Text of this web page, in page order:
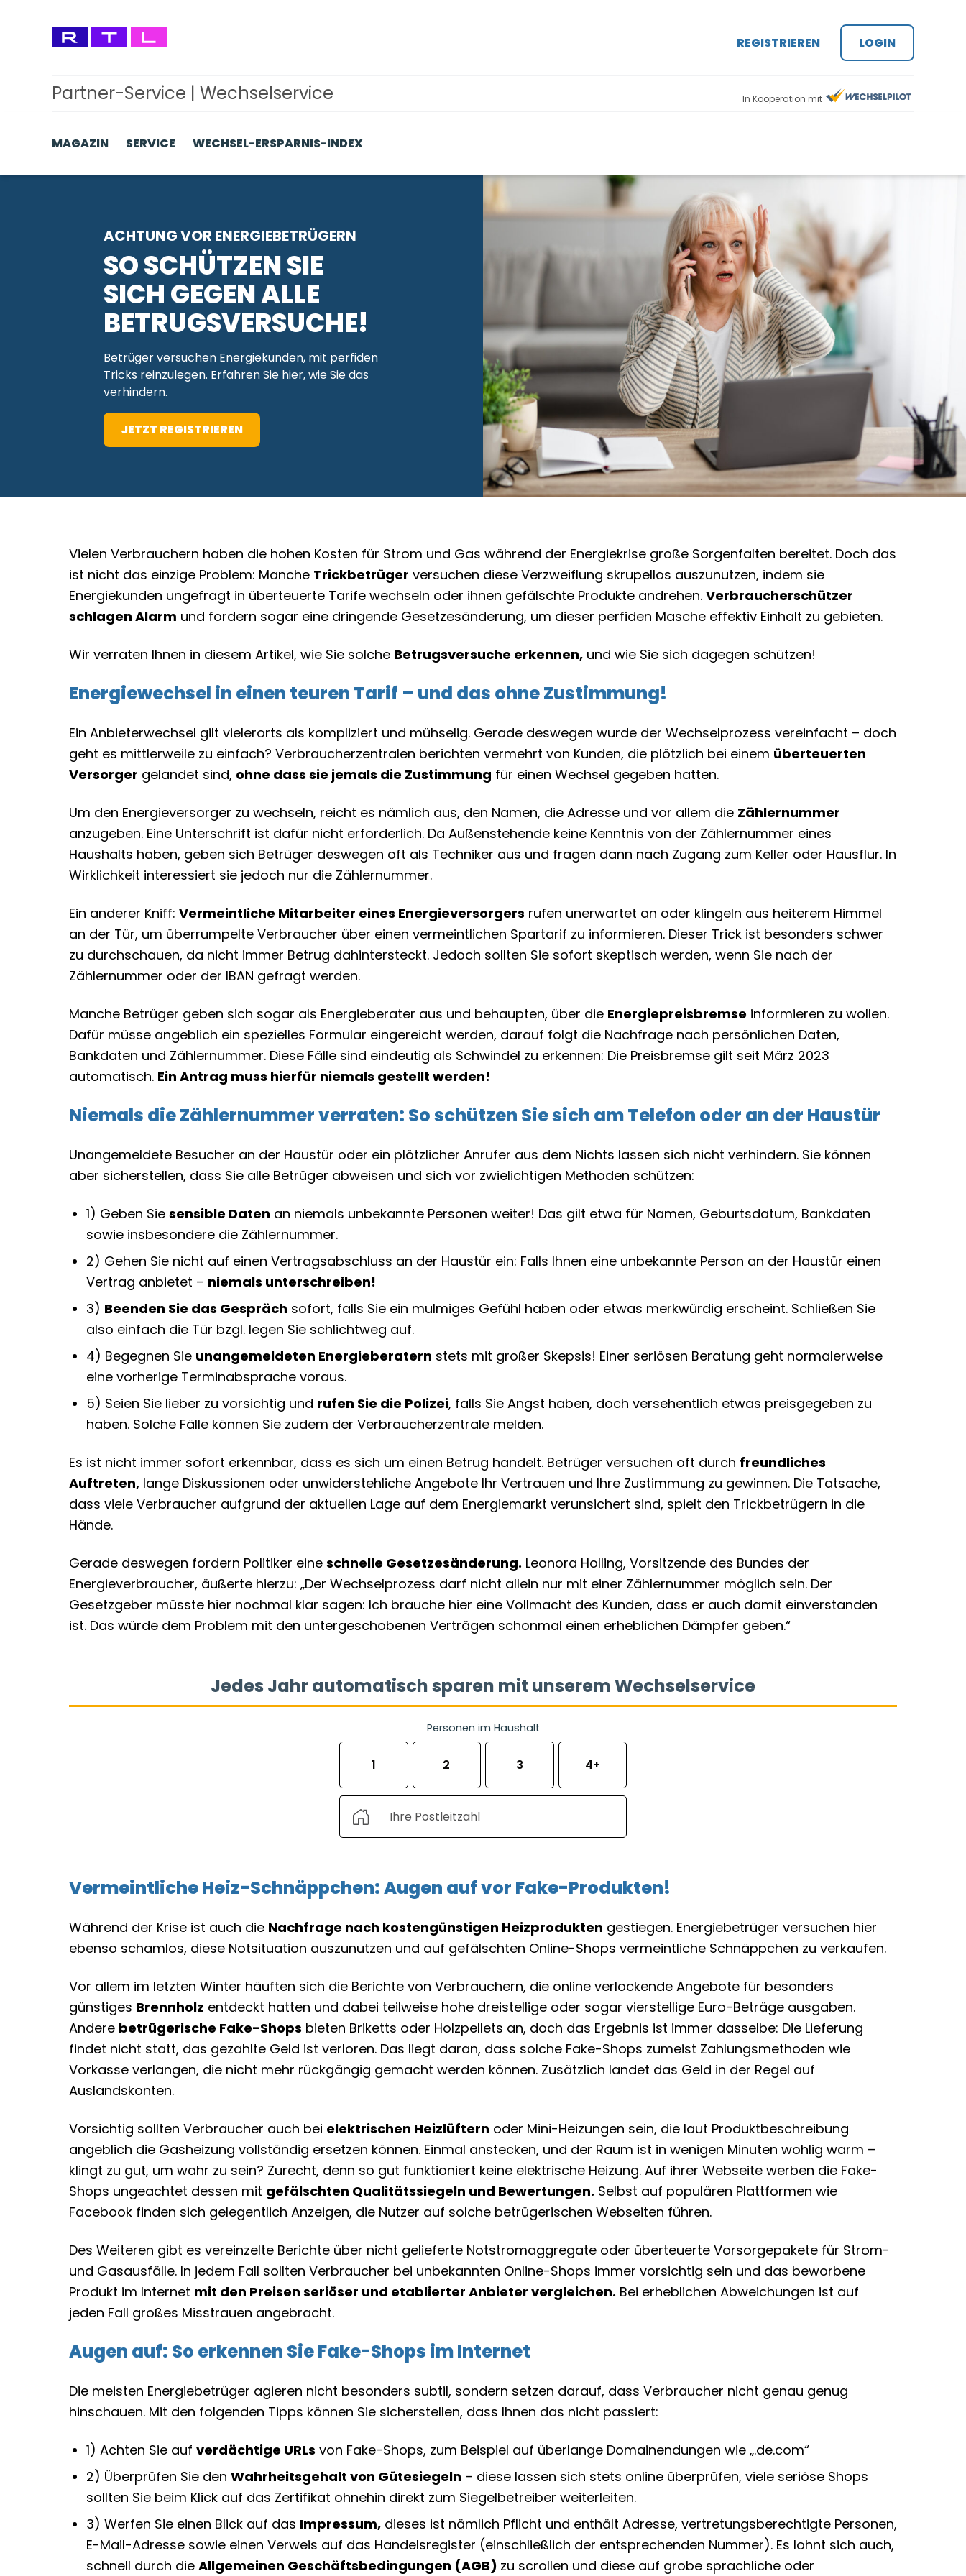
REGISTRIEREN LOGIN
Partner-Service | Wechselservice In Kooperation mit
MAGAZIN SERVICE WECHSEL-ERSPARNIS-INDEX
ACHTUNG VOR ENERGIEBETRÜGERN
SO SCHÜTZEN SIE
SICH GEGEN ALLE
BETRUGSVERSUCHE!
Betrüger versuchen Energiekunden, mit perfiden
Tricks reinzulegen. Erfahren Sie hier, wie Sie das
verhindern.
JETZT REGISTRIEREN
Vielen Verbrauchern haben die hohen Kosten für Strom und Gas während der Energiekrise große Sorgenfalten bereitet. Doch das
ist nicht das einzige Problem: Manche Trickbetrüger versuchen diese Verzweiflung skrupellos auszunutzen, indem sie
Energiekunden ungefragt in überteuerte Tarife wechseln oder ihnen gefälschte Produkte andrehen. Verbraucherschützer
schlagen Alarm und fordern sogar eine dringende Gesetzesänderung, um dieser perfiden Masche effektiv Einhalt zu gebieten.
Wir verraten Ihnen in diesem Artikel, wie Sie solche Betrugsversuche erkennen, und wie Sie sich dagegen schützen!
Energiewechsel in einen teuren Tarif – und das ohne Zustimmung!
Ein Anbieterwechsel gilt vielerorts als kompliziert und mühselig. Gerade deswegen wurde der Wechselprozess vereinfacht – doch
geht es mittlerweile zu einfach? Verbraucherzentralen berichten vermehrt von Kunden, die plötzlich bei einem überteuerten
Versorger gelandet sind, ohne dass sie jemals die Zustimmung für einen Wechsel gegeben hatten.
Um den Energieversorger zu wechseln, reicht es nämlich aus, den Namen, die Adresse und vor allem die Zählernummer
anzugeben. Eine Unterschrift ist dafür nicht erforderlich. Da Außenstehende keine Kenntnis von der Zählernummer eines
Haushalts haben, geben sich Betrüger deswegen oft als Techniker aus und fragen dann nach Zugang zum Keller oder Hausflur. In
Wirklichkeit interessiert sie jedoch nur die Zählernummer.
Ein anderer Kniff: Vermeintliche Mitarbeiter eines Energieversorgers rufen unerwartet an oder klingeln aus heiterem Himmel
an der Tür, um überrumpelte Verbraucher über einen vermeintlichen Spartarif zu informieren. Dieser Trick ist besonders schwer
zu durchschauen, da nicht immer Betrug dahintersteckt. Jedoch sollten Sie sofort skeptisch werden, wenn Sie nach der
Zählernummer oder der IBAN gefragt werden.
Manche Betrüger geben sich sogar als Energieberater aus und behaupten, über die Energiepreisbremse informieren zu wollen.
Dafür müsse angeblich ein spezielles Formular eingereicht werden, darauf folgt die Nachfrage nach persönlichen Daten,
Bankdaten und Zählernummer. Diese Fälle sind eindeutig als Schwindel zu erkennen: Die Preisbremse gilt seit März 2023
automatisch. Ein Antrag muss hierfür niemals gestellt werden!
Niemals die Zählernummer verraten: So schützen Sie sich am Telefon oder an der Haustür
Unangemeldete Besucher an der Haustür oder ein plötzlicher Anrufer aus dem Nichts lassen sich nicht verhindern. Sie können
aber sicherstellen, dass Sie alle Betrüger abweisen und sich vor zwielichtigen Methoden schützen:
1) Geben Sie sensible Daten an niemals unbekannte Personen weiter! Das gilt etwa für Namen, Geburtsdatum, Bankdaten
sowie insbesondere die Zählernummer.
2) Gehen Sie nicht auf einen Vertragsabschluss an der Haustür ein: Falls Ihnen eine unbekannte Person an der Haustür einen
Vertrag anbietet – niemals unterschreiben!
3) Beenden Sie das Gespräch sofort, falls Sie ein mulmiges Gefühl haben oder etwas merkwürdig erscheint. Schließen Sie
also einfach die Tür bzgl. legen Sie schlichtweg auf.
4) Begegnen Sie unangemeldeten Energieberatern stets mit großer Skepsis! Einer seriösen Beratung geht normalerweise
eine vorherige Terminabsprache voraus.
5) Seien Sie lieber zu vorsichtig und rufen Sie die Polizei, falls Sie Angst haben, doch versehentlich etwas preisgegeben zu
haben. Solche Fälle können Sie zudem der Verbraucherzentrale melden.
Es ist nicht immer sofort erkennbar, dass es sich um einen Betrug handelt. Betrüger versuchen oft durch freundliches
Auftreten, lange Diskussionen oder unwiderstehliche Angebote Ihr Vertrauen und Ihre Zustimmung zu gewinnen. Die Tatsache,
dass viele Verbraucher aufgrund der aktuellen Lage auf dem Energiemarkt verunsichert sind, spielt den Trickbetrügern in die
Hände.
Gerade deswegen fordern Politiker eine schnelle Gesetzesänderung. Leonora Holling, Vorsitzende des Bundes der
Energieverbraucher, äußerte hierzu: „Der Wechselprozess darf nicht allein nur mit einer Zählernummer möglich sein. Der
Gesetzgeber müsste hier nochmal klar sagen: Ich brauche hier eine Vollmacht des Kunden, dass er auch damit einverstanden
ist. Das würde dem Problem mit den untergeschobenen Verträgen schonmal einen erheblichen Dämpfer geben.“
Vermeintliche Heiz-Schnäppchen: Augen auf vor Fake-Produkten!
Während der Krise ist auch die Nachfrage nach kostengünstigen Heizprodukten gestiegen. Energiebetrüger versuchen hier
ebenso schamlos, diese Notsituation auszunutzen und auf gefälschten Online-Shops vermeintliche Schnäppchen zu verkaufen.
Vor allem im letzten Winter häuften sich die Berichte von Verbrauchern, die online verlockende Angebote für besonders
günstiges Brennholz entdeckt hatten und dabei teilweise hohe dreistellige oder sogar vierstellige Euro-Beträge ausgaben.
Andere betrügerische Fake-Shops bieten Briketts oder Holzpellets an, doch das Ergebnis ist immer dasselbe: Die Lieferung
findet nicht statt, das gezahlte Geld ist verloren. Das liegt daran, dass solche Fake-Shops zumeist Zahlungsmethoden wie
Vorkasse verlangen, die nicht mehr rückgängig gemacht werden können. Zusätzlich landet das Geld in der Regel auf
Auslandskonten.
Vorsichtig sollten Verbraucher auch bei elektrischen Heizlüftern oder Mini-Heizungen sein, die laut Produktbeschreibung
angeblich die Gasheizung vollständig ersetzen können. Einmal anstecken, und der Raum ist in wenigen Minuten wohlig warm –
klingt zu gut, um wahr zu sein? Zurecht, denn so gut funktioniert keine elektrische Heizung. Auf ihrer Webseite werben die Fake-
Shops ungeachtet dessen mit gefälschten Qualitätssiegeln und Bewertungen. Selbst auf populären Plattformen wie
Facebook finden sich gelegentlich Anzeigen, die Nutzer auf solche betrügerischen Webseiten führen.
Des Weiteren gibt es vereinzelte Berichte über nicht gelieferte Notstromaggregate oder überteuerte Vorsorgepakete für Strom-
und Gasausfälle. In jedem Fall sollten Verbraucher bei unbekannten Online-Shops immer vorsichtig sein und das beworbene
Produkt im Internet mit den Preisen seriöser und etablierter Anbieter vergleichen. Bei erheblichen Abweichungen ist auf
jeden Fall großes Misstrauen angebracht.
Augen auf: So erkennen Sie Fake-Shops im Internet
Die meisten Energiebetrüger agieren nicht besonders subtil, sondern setzen darauf, dass Verbraucher nicht genau genug
hinschauen. Mit den folgenden Tipps können Sie sicherstellen, dass Ihnen das nicht passiert:
1) Achten Sie auf verdächtige URLs von Fake-Shops, zum Beispiel auf überlange Domainendungen wie „.de.com“
2) Überprüfen Sie den Wahrheitsgehalt von Gütesiegeln – diese lassen sich stets online überprüfen, viele seriöse Shops
sollten Sie beim Klick auf das Zertifikat ohnehin direkt zum Siegelbetreiber weiterleiten.
3) Werfen Sie einen Blick auf das Impressum, dieses ist nämlich Pflicht und enthält Adresse, vertretungsberechtigte Personen,
E-Mail-Adresse sowie einen Verweis auf das Handelsregister (einschließlich der entsprechenden Nummer). Es lohnt sich auch,
schnell durch die Allgemeinen Geschäftsbedingungen (AGB) zu scrollen und diese auf grobe sprachliche oder